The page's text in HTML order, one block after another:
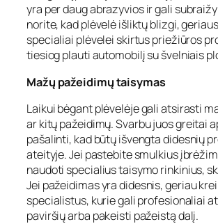
yra per daug abrazyvios ir gali
norite, kad plėvelė išliktų blizgi,
specialiai plėvelei skirtus priežiūros
tiesiog plauti automobilį su švelniais
Mažų pažeidimų taisymas
Laikui bėgant plėvelėje gali atsirasti
ar kitų pažeidimų. Svarbu juos greitai
pašalinti, kad būtų išvengta didesnių
ateityje. Jei pastebite smulkius
naudoti specialius taisymo rinkinius,
Jei pažeidimas yra didesnis, geriau
specialistus, kurie gali profesionaliai
paviršių arba pakeisti pažeistą dalį.